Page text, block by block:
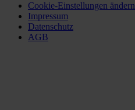
Cookie-Einstellungen ändern
Impressum
Datenschutz
AGB